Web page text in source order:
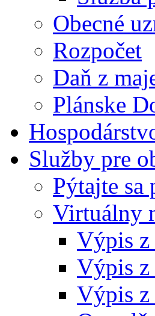
Obecné
Rozpočet
Daň z
Plánske
Služby pre
Pýtajte sa
Virtuálny
Výpis z
Výpis
Výpis z